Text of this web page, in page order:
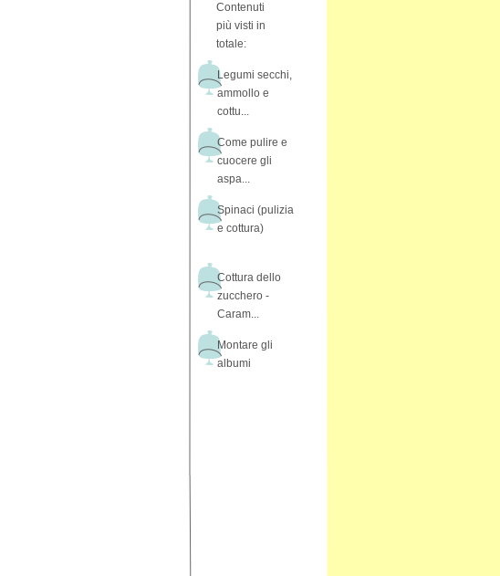
Contenuti
più visti in
totale:
Legumi secchi,
ammollo e
cottu...
Come pulire e
cuocere gli
aspa...
Spinaci (pulizia
e cottura)
Cottura dello
zucchero -
Caram...
Montare gli
albumi